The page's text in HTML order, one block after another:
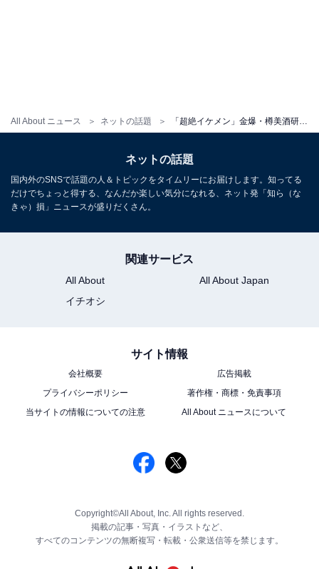
All About ニュース ネットの話題
ネットの話題
国内外のSNSで話題の人＆トピックをタイムリーにお届けします。知ってる
だけでちょっと得する、なんだか楽しい気分になれる、ネット発「知ら（な
きゃ）損」ニュースが盛りだくさん。
関連サービス
All About
All About Japan
イチオシ
サイト情報
会社概要
広告掲載
プライバシーポリシー
著作権・商標・免責事項
当サイトの情報についての注意
All About ニュースについて
Copyright©All About, Inc. All rights reserved.
掲載の記事・写真・イラストなど、
すべてのコンテンツの無断複写・転載・公衆送信等を禁じます。